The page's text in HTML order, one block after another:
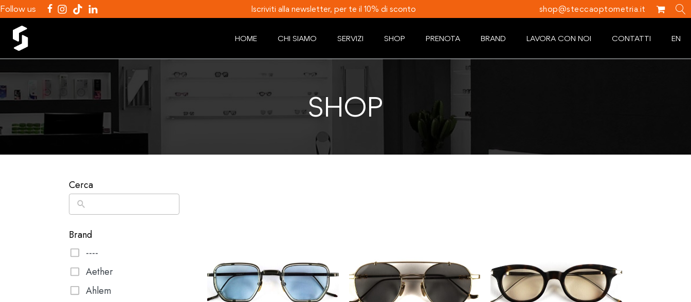
Follow us Iscriviti alla newsletter, per te il 10% di sconto shop@steccaoptometria.it
HOME CHI SIAMO SERVIZI SHOP PRENOTA BRAND LAVORA CON NOI CONTATTI EN
SHOP
Cerca
Brand
----
Aether
Ahlem